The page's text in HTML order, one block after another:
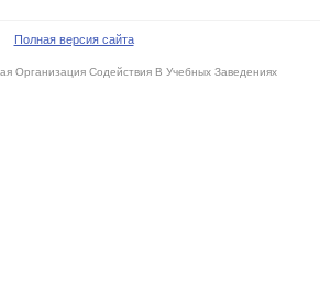
Полная версия сайта
Организация Содействия В Учебных Заведениях